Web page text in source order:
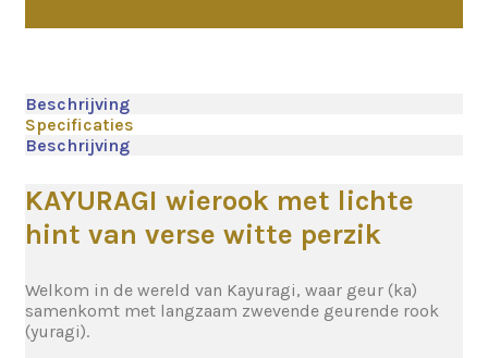
Beschrijving
Specificaties
Beschrijving
KAYURAGI wierook met lichte
hint van verse witte perzik
Welkom in de wereld van Kayuragi, waar geur (ka)
samenkomt met langzaam zwevende geurende rook
(yuragi).